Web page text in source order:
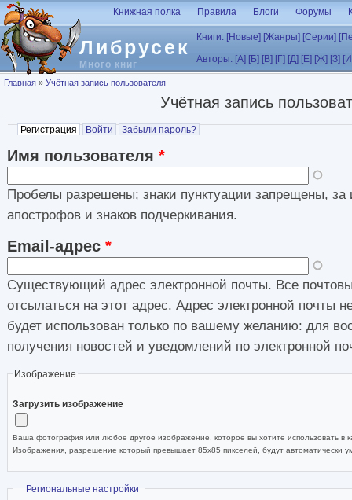
Перейти к основному содержанию
Либрусек
Много книг
Книжная полка Правила Блоги Форумы
Книги: [Новые] [Жанры] [Серии]
Авторы: [А] [Б] [В] [Г] [Д] [Е] [Ж] [З]
Вы здесь
Главная » Учётная запись пользователя
Учётная запись
Главные вкладки
Регистрация (активная вкладка)
Войти Забыли пароль?
Имя пользователя *
Пробелы разрешены; знаки пунктуации запрещены, за
апострофов и знаков подчеркивания.
Email-адрес *
Существующий адрес электронной почты. Все
отсылаться на этот адрес. Адрес электронной почты
будет использован только по вашему желанию: для
получения новостей и уведомлений по электронной
Изображение
Загрузить изображение
Ваша фотография или любое другое изображение, которое вы хотите использовать в
Изображения, разрешение который превышает 85x85 пикселей, будут автоматически
Скрыть
Региональные настройки